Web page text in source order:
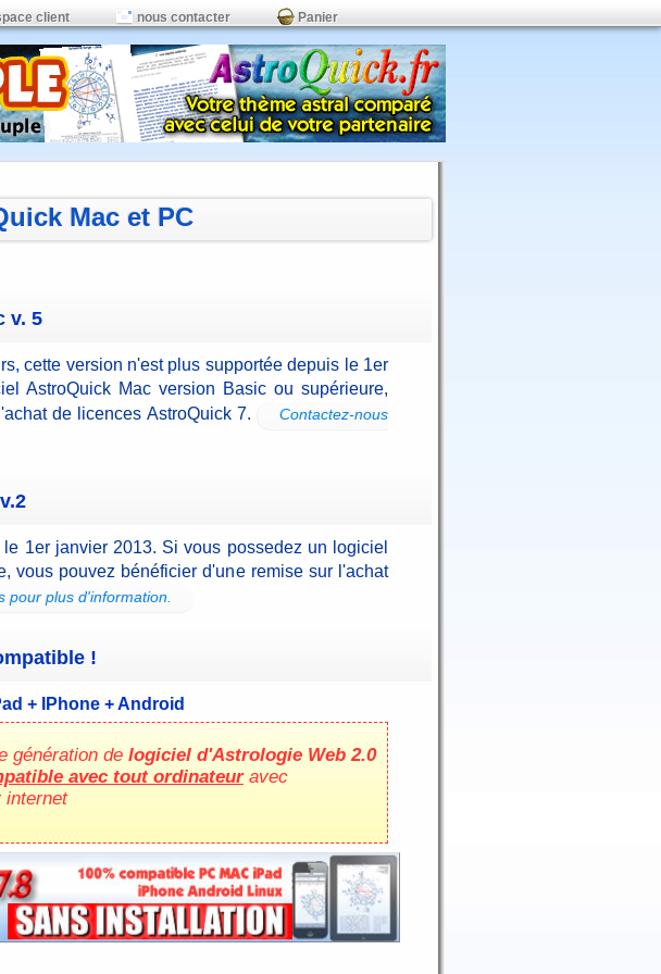
client nous contacter Panier
Mac et PC
v. 5
cette version n'est plus supportée depuis le 1er
AstroQuick Mac version Basic ou supérieure,
de licences AstroQuick 7.
Contactez-nous
1er janvier 2013. Si vous possedez un logiciel
vous pouvez bénéficier d'une remise sur l'achat
pour plus d'information.
!
+ IPhone + Android
génération de logiciel d'Astrologie Web 2.0
avec tout ordinateuravec
internet